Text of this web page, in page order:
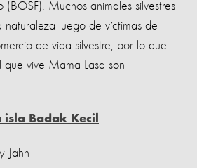
Muchos animales silvestres
luego de víctimas de
de vida silvestre, por lo que
que vive Mama Lasa son
Badak Kecil
Jahn